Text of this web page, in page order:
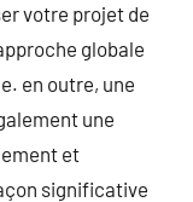
votre projet de
globale
en outre, une
une
et
significative